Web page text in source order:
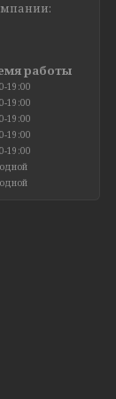
работы
19:00
19:00
19:00
19:00
19:00